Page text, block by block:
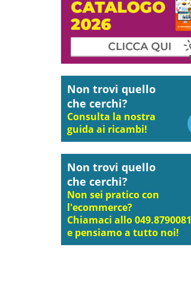
Non trovi quello
che cerchi?
Consulta la nostra
guida ai ricambi!
Non trovi quello
che cerchi?
Non sei pratico con
l'ecommerce?
Chiamaci allo 049.8790081
e pensiamo a tutto noi!